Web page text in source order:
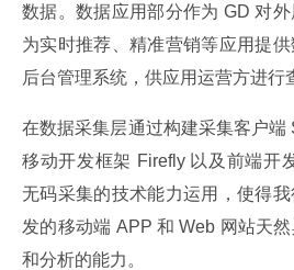
数据。数据应用部分作为 GD 对
为实时推荐、精准营销等应用提
后台管理系统，供应用运营方进行
在数据采集层通过构建采集客户端
移动开发框架 Firefly 以及前端开
无码采集的技术能力运用，使得
发的移动端 APP 和 Web 网站天
和分析的能力。